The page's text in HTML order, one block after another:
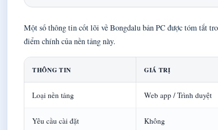
Một số thông tin cốt lõi về Bongdalu bản PC được tóm tắt
điểm chính của nền tảng này.
THÔNG TIN GIÁ TRỊ
Loại nền tảng Web app / Trình duyệt
Yêu cầu cài đặt Không